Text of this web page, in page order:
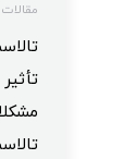
مقالات